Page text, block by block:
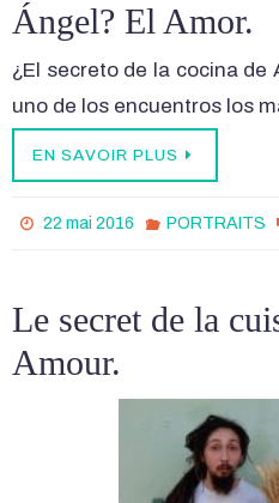
Ángel? El Amor.
¿El secreto de la cocina
uno de los encuentros los
EN SAVOIR PLUS
22 mai 2016 PORTRAITS
Le secret de la
Amour.